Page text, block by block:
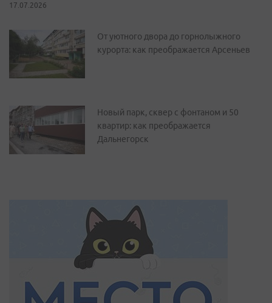
17.07.2026
От уютного двора до горнолыжного
курорта: как преображается Арсеньев
Новый парк, сквер с фонтаном и 50
квартир: как преображается
Дальнегорск